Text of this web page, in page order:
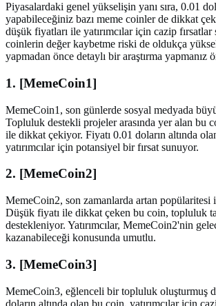
Piyasalardaki genel yükselişin yanı sıra, 0.01
yapabileceğiniz bazı meme coinler de dikkat
düşük fiyatları ile yatırımcılar için cazip
coinlerin değer kaybetme riski de oldukça
yapmadan önce detaylı bir araştırma yapmanız
1. [MemeCoin1]
MemeCoin1, son günlerde sosyal medyada
Topluluk destekli projeler arasında yer alan bu
ile dikkat çekiyor. Fiyatı 0.01 doların altında
yatırımcılar için potansiyel bir fırsat sunuyor.
2. [MemeCoin2]
MemeCoin2, son zamanlarda artan popülaritesi
Düşük fiyatı ile dikkat çeken bu coin, topluluk
destekleniyor. Yatırımcılar, MemeCoin2'nin
kazanabileceği konusunda umutlu.
3. [MemeCoin3]
MemeCoin3, eğlenceli bir topluluk oluşturmuş
doların altında olan bu coin, yatırımcılar için